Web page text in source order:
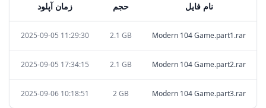
نام فایل حجم زمان آپلود
Modern 104 Game.part1.rar
2.1 GB
2025-09-05 11:29:30
Modern 104 Game.part2.rar
2.1 GB
2025-09-05 17:34:15
Modern 104 Game.part3.rar
2 GB
2025-09-06 10:18:51